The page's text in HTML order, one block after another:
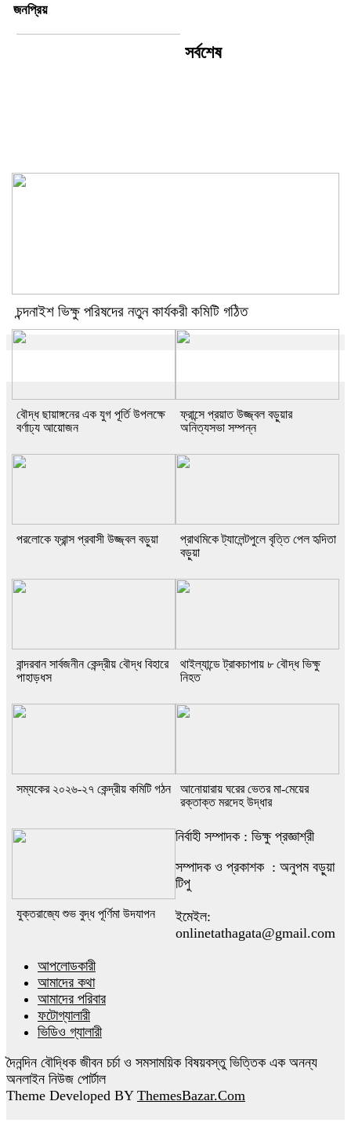
জনপ্রিয়
সর্বশেষ
চন্দনাইশ ভিক্ষু পরিষদের নতুন কার্যকরী কমিটি গঠিত
বৌদ্ধ ছায়াঙ্গনের এক যুগ পূর্তি উপলক্ষে
বর্ণাঢ্য আয়োজন
ফ্রান্সে প্রয়াত উজ্জ্বল বড়ুয়ার
অনিত্যসভা সম্পন্ন
পরলোকে ফ্রান্স প্রবাসী উজ্জ্বল বড়ুয়া
প্রাথমিকে ট্যালেন্টপুলে বৃত্তি পেল হৃদিতা
বড়ুয়া
বান্দরবান সার্বজনীন কেন্দ্রীয় বৌদ্ধ বিহারে
পাহাড়ধস
থাইল্যান্ডে ট্রাকচাপায় ৮ বৌদ্ধ ভিক্ষু
নিহত
সম্যকের ২০২৬-২৭ কেন্দ্রীয় কমিটি গঠন
আনোয়ারায় ঘরের ভেতর মা-মেয়ের
রক্তাক্ত মরদেহ উদ্ধার
যুক্তরাজ্যে শুভ বুদ্ধ পূর্ণিমা উদযাপন
নির্বাহী সম্পাদক : ভিক্ষু প্রজ্ঞাশ্রী
সম্পাদক ও প্রকাশক : অনুপম বড়ুয়া
টিপু
ইমেইল:
onlinetathagata@gmail.com
আপলোডকারী
আমাদের কথা
আমাদের পরিবার
ফটোগ্যালারী
ভিডিও গ্যালারী
দৈনন্দিন বৌদ্ধিক জীবন চর্চা ও সমসাময়িক বিষয়বস্তু ভিত্তিক এক অনন্য
অনলাইন নিউজ পোর্টাল
Theme Developed BY ThemesBazar.Com